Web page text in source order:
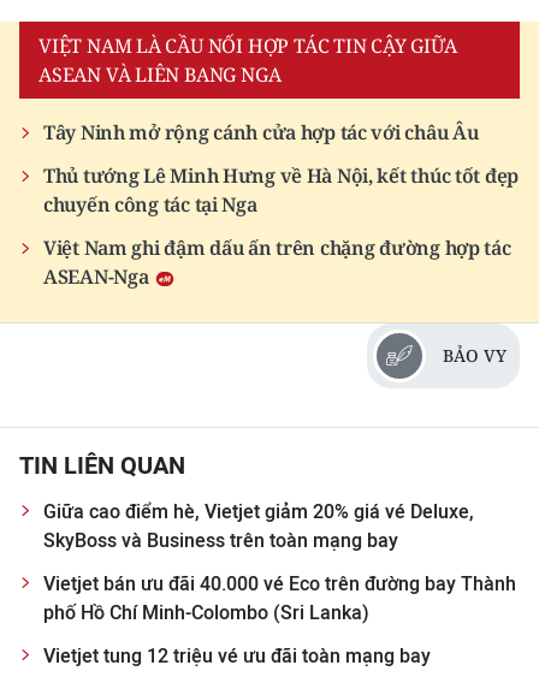
ESPAÑOL
한국어
VIỆT NAM LÀ CẦU NỐI HỢP TÁC TIN CẬY GIỮA
ASEAN VÀ LIÊN BANG NGA
Tây Ninh mở rộng cánh cửa hợp tác với châu Âu
Thủ tướng Lê Minh Hưng về Hà Nội, kết thúc tốt đẹp
chuyến công tác tại Nga
Việt Nam ghi đậm dấu ấn trên chặng đường hợp tác
ASEAN-Nga
BẢO VY
TIN LIÊN QUAN
Giữa cao điểm hè, Vietjet giảm 20% giá vé Deluxe,
SkyBoss và Business trên toàn mạng bay
Vietjet bán ưu đãi 40.000 vé Eco trên đường bay Thành
phố Hồ Chí Minh-Colombo (Sri Lanka)
Vietjet tung 12 triệu vé ưu đãi toàn mạng bay